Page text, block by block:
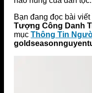
Bạn đang đọc bài viết
Tượng Công Danh
mục Thông Tin